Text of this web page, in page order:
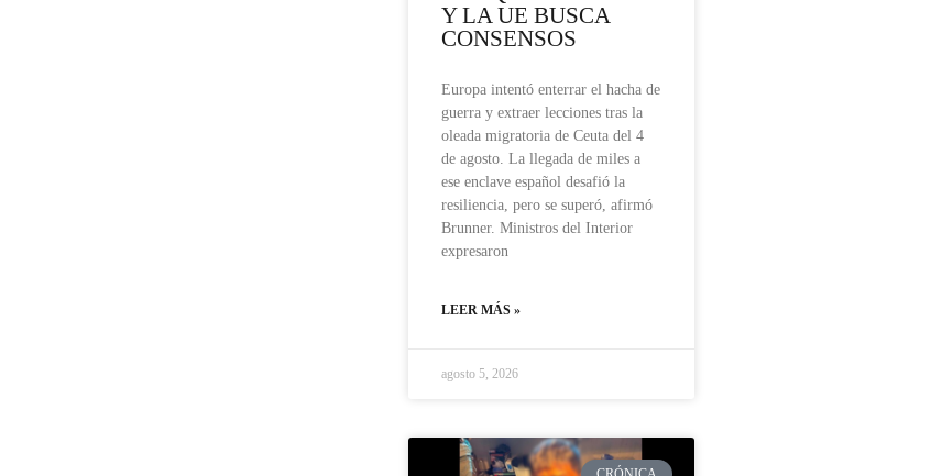
Y LA UE BUSCA
CONSENSOS
Europa intentó enterrar el hacha de
guerra y extraer lecciones tras la
oleada migratoria de Ceuta del 4
de agosto. La llegada de miles a
ese enclave español desafió la
resiliencia, pero se superó, afirmó
Brunner. Ministros del Interior
expresaron
LEER MÁS »
agosto 5, 2026